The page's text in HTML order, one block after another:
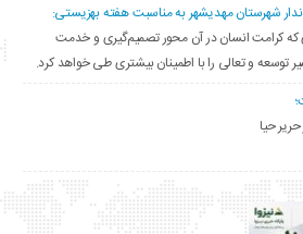
شهرستان مهدیشهر به مناسبت هفته بهزیستی:
که کرامت انسان در آن محور تصمیم‌گیری و خدمت
توسعه و تعالی را با اطمینان بیشتری طی خواهد کرد.
حیا